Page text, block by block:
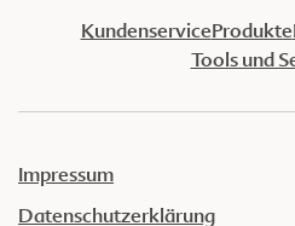
KundenserviceProdukte
Tools und
Impressum
Datenschutzerklärung